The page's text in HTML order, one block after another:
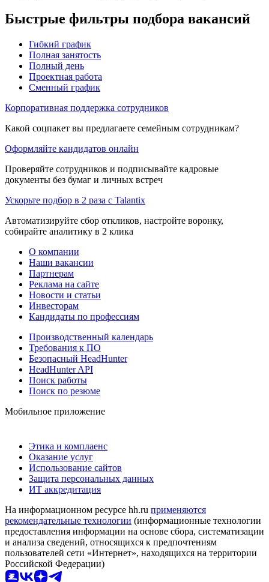
Быстрые фильтры подбора вакансий
Гибкий график
Полная занятость
Полный день
Проектная работа
Сменный график
Корпоративная поддержка сотрудников
Какой соцпакет вы предлагаете семейным сотрудникам?
Оформляйте кандидатов онлайн
Проверяйте сотрудников и подписывайте кадровые
документы без бумаг и личных встреч
Ускорьте подбор в 2 раза с Talantix
Автоматизируйте сбор откликов, настройте воронку,
собирайте аналитику в 2 клика
О компании
Наши вакансии
Партнерам
Реклама на сайте
Новости и статьи
Инвесторам
Кандидаты по профессиям
Производственный календарь
Требования к ПО
Безопасный HeadHunter
HeadHunter API
Поиск работы
Поиск по резюме
Мобильное приложение
Этика и комплаенс
Оказание услуг
Использование сайтов
Защита персональных данных
ИТ аккредитация
На информационном ресурсе hh.ru применяются
рекомендательные технологии (информационные технологии
предоставления информации на основе сбора, систематизации
и анализа сведений, относящихся к предпочтениям
пользователей сети «Интернет», находящихся на территории
Российской Федерации)